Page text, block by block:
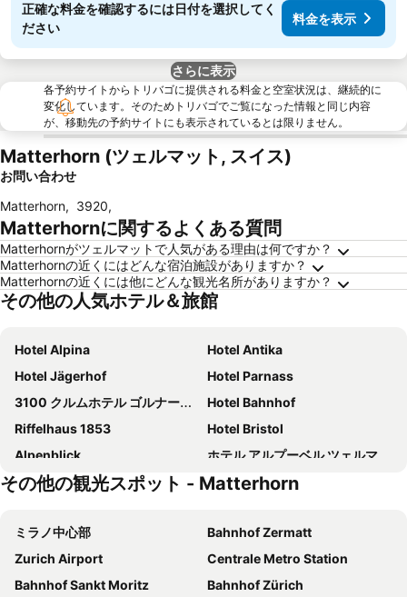
正確な料金を確認するには日付を選択してく
ださい
料金を表示
さらに表示
各予約サイトからトリバゴに提供される料金と空室状況は、継続的に
変化しています。そのためトリバゴでご覧になった情報と同じ内容
が、移動先の予約サイトにも表示されているとは限りません。
Matterhorn (ツェルマット, スイス)
お問い合わせ
Matterhorn, 3920,
Matterhornに関するよくある質問
Matterhornがツェルマットで人気がある理由は何ですか？
Matterhornの近くにはどんな宿泊施設がありますか？
Matterhornの近くには他にどんな観光名所がありますか？
その他の人気ホテル＆旅館
Hotel Alpina
Hotel Antika
Hotel Jägerhof
Hotel Parnass
3100 クルムホテル ゴルナーグラート
Hotel Bahnhof
Riffelhaus 1853
Hotel Bristol
Alpenblick
ホテル アルプーベル ツェルマット
Hotel Taescherhof
Matterhorn Inn
Hotel Butterfly
ホテル ヘルヴェティア
Peaky Riders Self Check-in Hotel
アドニス
Hotel Testa Grigia
Schweizerhof Zermatt
その他の観光スポット - Matterhorn
ミラノ中心部
Bahnhof Zermatt
Zurich Airport
Centrale Metro Station
Bahnhof Sankt Moritz
Bahnhof Zürich